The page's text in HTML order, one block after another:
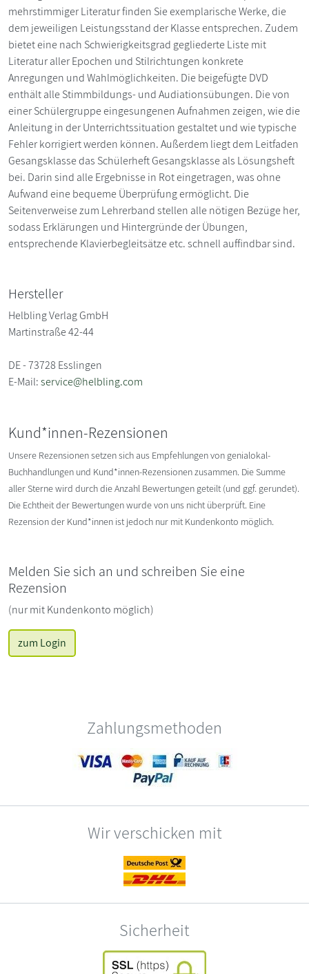
mehrstimmiger Literatur finden Sie exemplarische Werke, die
dem jeweiligen Leistungsstand der Klasse entsprechen. Zudem
bietet eine nach Schwierigkeitsgrad gegliederte Liste mit
Literatur aller Epochen und Stilrichtungen konkrete
Anregungen und Wahlmöglichkeiten. Die beigefügte DVD
enthält alle Stimmbildungs- und Audiationsübungen. Die von
einer Schülergruppe eingesungenen Aufnahmen zeigen, wie die
Anleitung in der Unterrichtssituation gestaltet und wie typische
Fehler korrigiert werden können. Außerdem liegt dem Leitfaden
Gesangsklasse das Schülerheft Gesangsklasse als Lösungsheft
bei. Darin sind alle Ergebnisse in Rot eingetragen, was ohne
Aufwand eine bequeme Überprüfung ermöglicht. Die
Seitenverweise zum Lehrerband stellen alle nötigen Bezüge her,
sodass Erklärungen und Hintergründe der Übungen,
entsprechende Klavierbegleitsätze etc. schnell auffindbar sind.
Hersteller
Helbling Verlag GmbH
Martinstraße 42-44
DE - 73728 Esslingen
E-Mail:service@helbling.com
Kund*innen-Rezensionen
Unsere Rezensionen setzen sich aus Empfehlungen von genialokal-
Buchhandlungen und Kund*innen-Rezensionen zusammen. Die Summe
aller Sterne wird durch die Anzahl Bewertungen geteilt (und ggf. gerundet).
Die Echtheit der Bewertungen wurde von uns nicht überprüft. Eine
Rezension der Kund*innen ist jedoch nur mit Kundenkonto möglich.
Melden Sie sich an und schreiben Sie eine
Rezension
(nur mit Kundenkonto möglich)
zum Login
Zahlungsmethoden
Wir verschicken mit
Sicherheit